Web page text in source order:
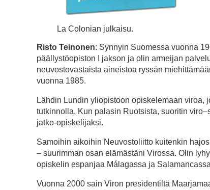
La Colonian julkaisu.
Risto Teinonen: Synnyin Suomessa vuonna
päällystöopiston I jakson ja olin armeijan
neuvostovastaista aineistoa ryssän
vuonna 1985.
Lähdin Lundin yliopistoon opiskelemaan viroa,
tutkinnolla. Kun palasin Ruotsista, suoritin
jatko-opiskelijaksi.
Samoihin aikoihin Neuvostoliitto kuitenkin
– suurimman osan elämästäni Virossa. Olin
opiskelin espanjaa Málagassa ja
Vuonna 2000 sain Viron presidentiltä